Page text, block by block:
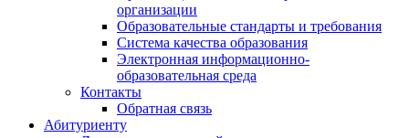
организации
Образовательные стандарты и требования
Система качества образования
Электронная информационно-
образовательная среда
Контакты
Обратная связь
Абитуриенту